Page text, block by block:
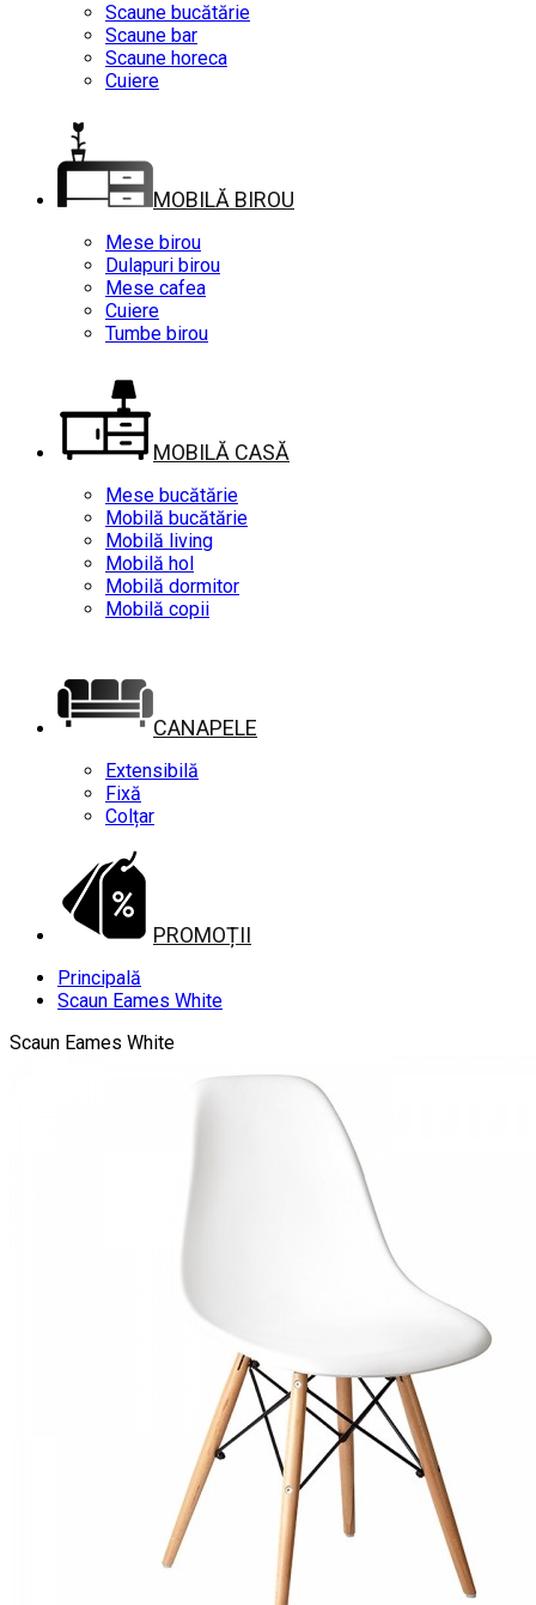
Scaune bucătărie
Scaune bar
Scaune horeca
Cuiere
MOBILĂ BIROU
Mese birou
Dulapuri birou
Mese cafea
Cuiere
Tumbe birou
MOBILĂ CASĂ
Mese bucătărie
Mobilă bucătărie
Mobilă living
Mobilă hol
Mobilă dormitor
Mobilă copii
CANAPELE
Extensibilă
Fixă
Colțar
PROMOȚII
Principală
Scaun Eames White
Scaun Eames White